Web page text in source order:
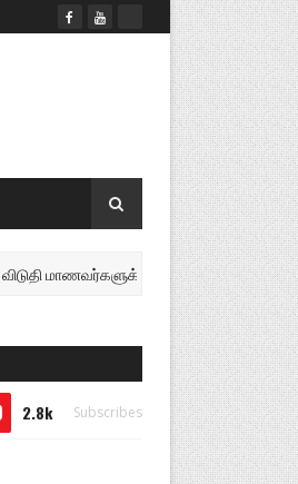
முக்கிய அறிவிப்பு! ...............
2.8k Subscribes